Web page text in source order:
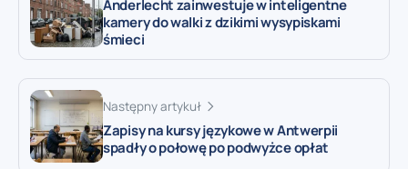
Anderlecht zainwestuje w inteligentne
kamery do walki z dzikimi wysypiskami
śmieci
Następny artykuł
Zapisy na kursy językowe w Antwerpii
spadły o połowę po podwyżce opłat